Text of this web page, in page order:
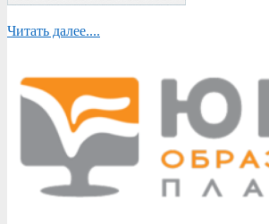
Читать далее....